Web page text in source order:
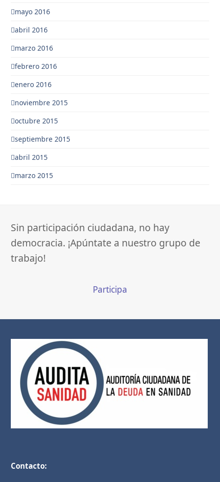
mayo 2016
abril 2016
marzo 2016
febrero 2016
enero 2016
noviembre 2015
octubre 2015
septiembre 2015
abril 2015
marzo 2015
Sin participación ciudadana, no hay
democracia. ¡Apúntate a nuestro grupo de
trabajo!
Participa
Contacto: